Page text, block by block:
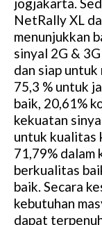
jogjakarta.
NetRally XL
menunjukkan
sinyal 2G &
dan siap
75,3 % untuk
baik, 20,61%
kekuatan
untuk kualitas
71,79% dalam
berkualitas
baik. Secara
kebutuhan
dapat